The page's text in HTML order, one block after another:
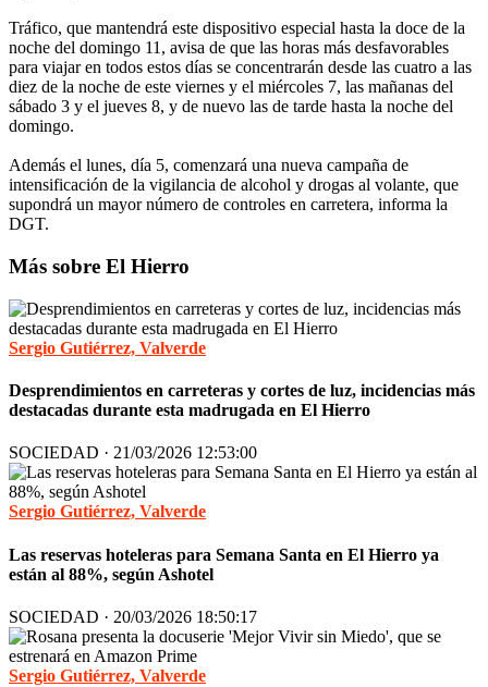
Tráfico, que mantendrá este dispositivo especial hasta la doce de la
noche del domingo 11, avisa de que las horas más desfavorables
para viajar en todos estos días se concentrarán desde las cuatro a las
diez de la noche de este viernes y el miércoles 7, las mañanas del
sábado 3 y el jueves 8, y de nuevo las de tarde hasta la noche del
domingo.
Además el lunes, día 5, comenzará una nueva campaña de
intensificación de la vigilancia de alcohol y drogas al volante, que
supondrá un mayor número de controles en carretera, informa la
DGT.
Más sobre El Hierro
Sergio Gutiérrez, Valverde
Desprendimientos en carreteras y cortes de luz, incidencias más
destacadas durante esta madrugada en El Hierro
SOCIEDAD · 21/03/2026 12:53:00
Sergio Gutiérrez, Valverde
Las reservas hoteleras para Semana Santa en El Hierro ya
están al 88%, según Ashotel
SOCIEDAD · 20/03/2026 18:50:17
Sergio Gutiérrez, Valverde